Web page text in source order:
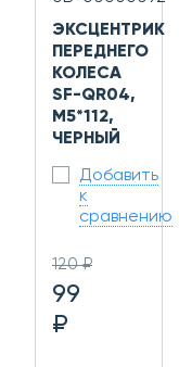
ЭКСЦЕНТРИК
ПЕРЕДНЕГО
КОЛЕСА
SF-QR04,
M5*112,
ЧЕРНЫЙ
Добавить
к
сравнению
120 ₽
99
₽